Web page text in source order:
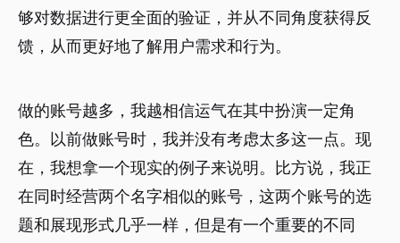
够对数据进行更全面的验证，并从不同角度获得反
馈，从而更好地了解用户需求和行为。
做的账号越多，我越相信运气在其中扮演一定角
色。以前做账号时，我并没有考虑太多这一点。现
在，我想拿一个现实的例子来说明。比方说，我正
在同时经营两个名字相似的账号，这两个账号的选
题和展现形式几乎一样，但是有一个重要的不同